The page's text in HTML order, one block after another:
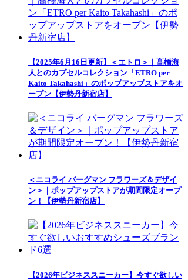
【2025年6月16日更新】＜エトロ＞｜髙橋海
人とのカプセルコレクション「ETRO per
Kaito Takahashi」のポップアップストアをオ
ープン【伊勢丹新宿店】
＜ニコライ バーグマン フラワーズ＆デザイ
ン＞｜ポップアップストアが期間限定オープ
ン！【伊勢丹新宿店】
【2026年ビジネススニーカー】今すぐ欲しい